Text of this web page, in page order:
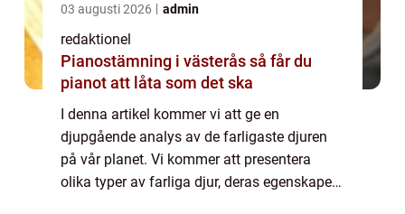
03 augusti 2026 admin
redaktionel
Pianostämning i västerås så får du
pianot att låta som det ska
I denna artikel kommer vi att ge en
djupgående analys av de farligaste djuren
på vår planet. Vi kommer att presentera
olika typer av farliga djur, deras egenskaper